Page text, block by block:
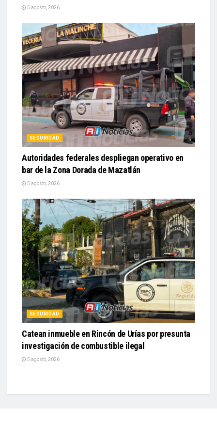
5 agosto, 2026
SEGURIDAD
Autoridades federales despliegan operativo en
bar de la Zona Dorada de Mazatlán
5 agosto, 2026
SEGURIDAD
Catean inmueble en Rincón de Urías por presunta
investigación de combustible ilegal
5 agosto, 2026